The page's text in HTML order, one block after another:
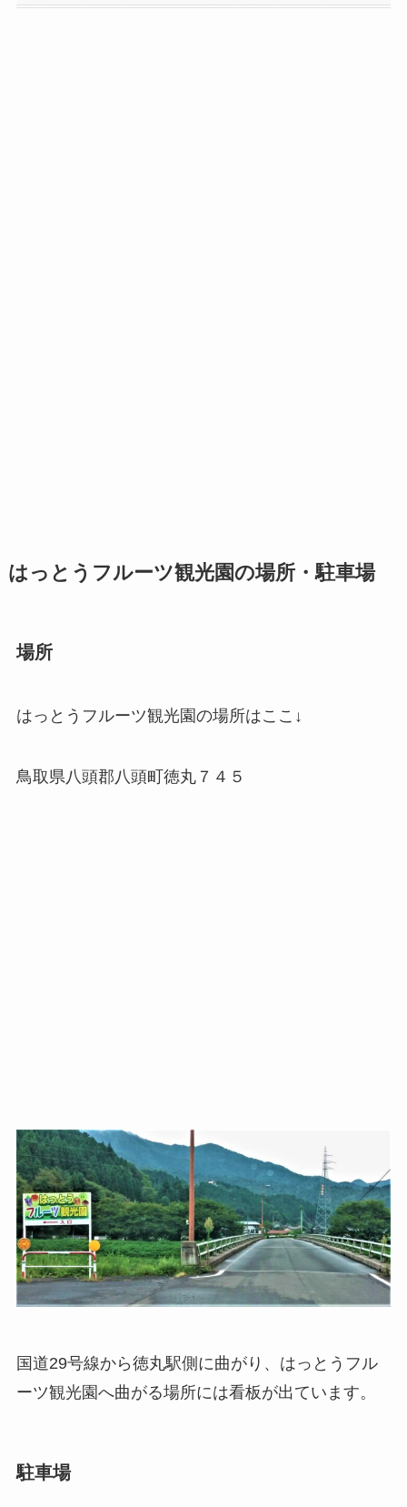
はっとうフルーツ観光園の場所・駐車場
場所
はっとうフルーツ観光園の場所はここ↓
鳥取県八頭郡八頭町徳丸７４５
国道29号線から徳丸駅側に曲がり、はっとうフル
ーツ観光園へ曲がる場所には看板が出ています。
駐車場